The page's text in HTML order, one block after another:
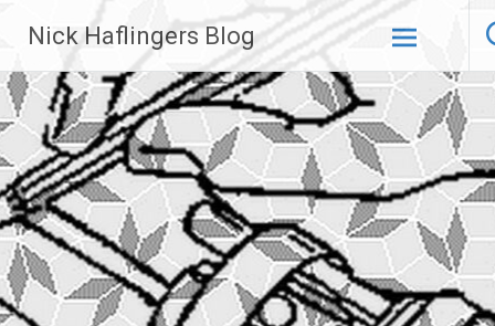
Inhalt
springen
Nick Haflingers Blog